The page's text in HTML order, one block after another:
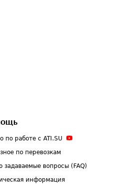
по работе с ATI.SU
по перевозкам
задаваемые вопросы (FAQ)
информация